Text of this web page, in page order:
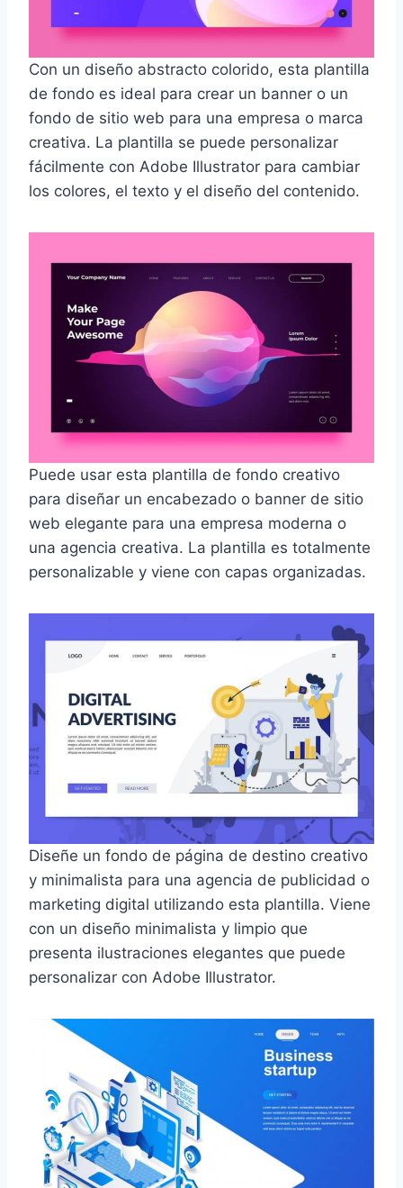
Con un diseño abstracto colorido, esta plantilla
de fondo es ideal para crear un banner o un
fondo de sitio web para una empresa o marca
creativa. La plantilla se puede personalizar
fácilmente con Adobe Illustrator para cambiar
los colores, el texto y el diseño del contenido.
Puede usar esta plantilla de fondo creativo
para diseñar un encabezado o banner de sitio
web elegante para una empresa moderna o
una agencia creativa. La plantilla es totalmente
personalizable y viene con capas organizadas.
Diseñe un fondo de página de destino creativo
y minimalista para una agencia de publicidad o
marketing digital utilizando esta plantilla. Viene
con un diseño minimalista y limpio que
presenta ilustraciones elegantes que puede
personalizar con Adobe Illustrator.